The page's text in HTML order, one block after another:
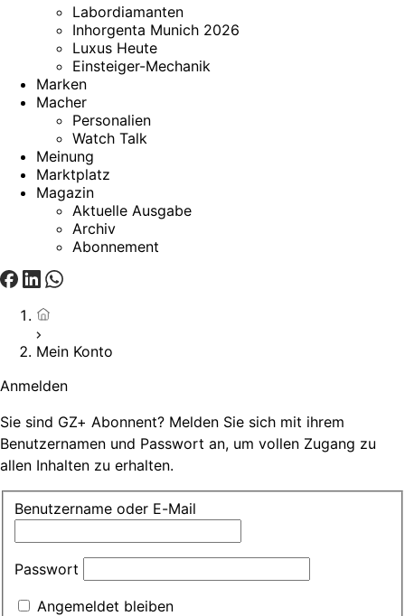
Labordiamanten
Inhorgenta Munich 2026
Luxus Heute
Einsteiger-Mechanik
Marken
Macher
Personalien
Watch Talk
Meinung
Marktplatz
Magazin
Aktuelle Ausgabe
Archiv
Abonnement
Startseite
Mein Konto
Anmelden
Sie sind GZ+ Abonnent? Melden Sie sich mit ihrem
Benutzernamen und Passwort an, um vollen Zugang zu
allen Inhalten zu erhalten.
Benutzername oder E-Mail
Passwort
Angemeldet bleiben